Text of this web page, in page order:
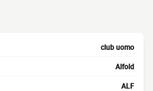
club uomo
Alfold
ALF